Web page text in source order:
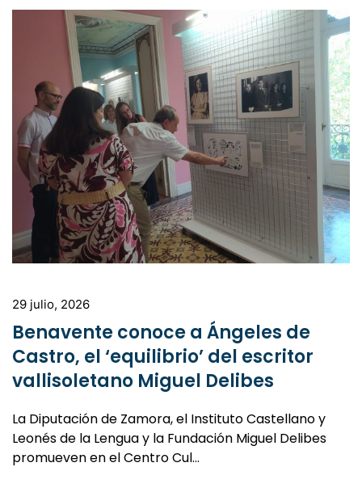
29 julio, 2026
Benavente conoce a Ángeles de
Castro, el ‘equilibrio’ del escritor
vallisoletano Miguel Delibes
La Diputación de Zamora, el Instituto Castellano y
Leonés de la Lengua y la Fundación Miguel Delibes
promueven en el Centro Cul…